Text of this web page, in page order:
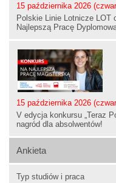
15 października 2026
Polskie Linie Lotnicze LOT
Najlepszą Pracę
15 października 2026
V edycja konkursu „Teraz
nagród dla absolwentów!
Ankieta
Typ studiów i praca